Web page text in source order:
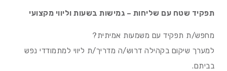
תפקיד שטח עם שליחות – גמישות בשעות וליווי מקצועי
מחפש/ת תפקיד עם משמעות אמיתית?
למערך שיקום בקהילה דרוש/ה מדריך/ת ליווי למתמודדי נפש
בביתם.